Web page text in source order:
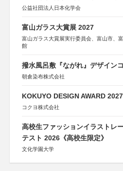
公益社団法人日本化学会
富山ガラス大賞展 2027
富山ガラス大賞展実行委員会、富山市、
館
撥水風呂敷『ながれ』デザイン
朝倉染布株式会社
KOKUYO DESIGN AWARD 2027
コクヨ株式会社
高校生ファッションイラストレ
テスト 2026《高校生限定》
文化学園大学